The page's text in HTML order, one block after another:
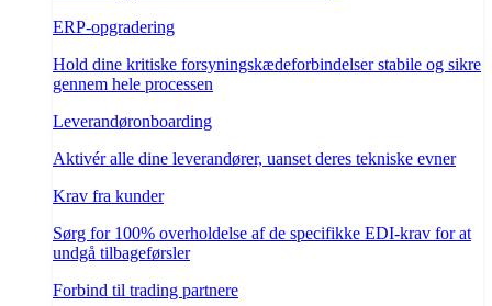
ERP-opgradering
Hold dine kritiske forsyningskædeforbindelser stabile og sikre
gennem hele processen
Leverandøronboarding
Aktivér alle dine leverandører, uanset deres tekniske evner
Krav fra kunder
Sørg for 100% overholdelse af de specifikke EDI-krav for at
undgå tilbageførsler
Forbind til trading partnere